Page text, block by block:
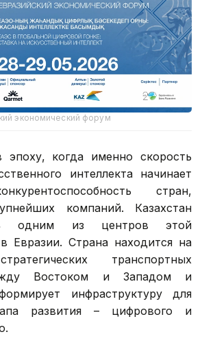
экономический форум
когда именно скорость
интеллекта начинает
стран,
компаний. Казахстан
одним из центров этой
Евразии. Страна находится на
транспортных
Востоком и Западом и
инфраструктуру для
развития – цифрового и